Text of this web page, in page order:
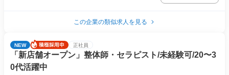
この企業の類似求人を見る
NEW 正社員
「新店舗オープン」整体師・セラピスト/未経験可/20〜3
0代活躍中